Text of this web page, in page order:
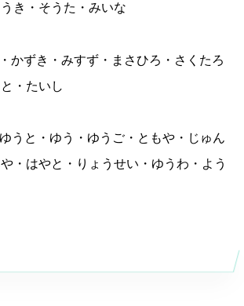
き・そうた・みいな
かずき・みすず・まさひろ・さくたろ
・たいし
うと・ゆう・ゆうご・ともや・じゅん
・はやと・りょうせい・ゆうわ・よう